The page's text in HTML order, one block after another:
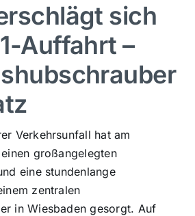
sich
Auffahrt –
Verkehrsunfall hat am
großangelegten
eine stundenlange
zentralen
in Wiesbaden gesorgt. Auf